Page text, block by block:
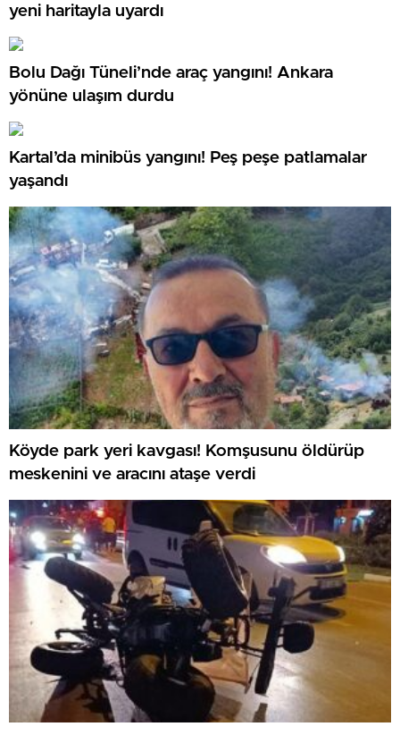
yeni haritayla uyardı
Bolu Dağı Tüneli’nde araç yangını! Ankara
yönüne ulaşım durdu
Kartal’da minibüs yangını! Peş peşe patlamalar
yaşandı
Köyde park yeri kavgası! Komşusunu öldürüp
meskenini ve aracını ataşe verdi